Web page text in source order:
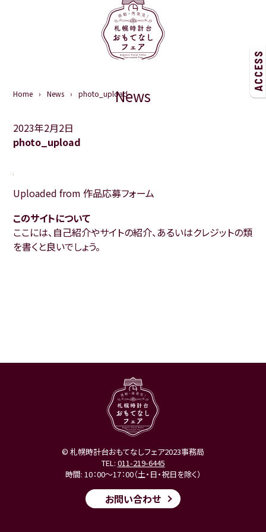
ACCESS
Home News photo_uploadNews
2023年2月2日
photo_upload
Uploaded from 作品応募フォーム
このサイトについて
ここには、自己紹介やサイトの紹介、あるいはクレジットの類
を書くと良いでしょう。
© 札幌時計台おもてなしフェア2023事務局
TEL: 011-219-6445
時間: 10：00～17：00（土・日・祝日を除く）
お問い合わせ